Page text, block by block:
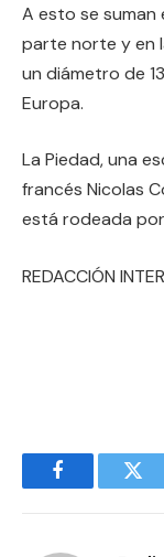
A esto se suman
parte norte y en
un diámetro de
Europa.
La Piedad, una
francés Nicolas
está rodeada por
REDACCIÓN
Facebook